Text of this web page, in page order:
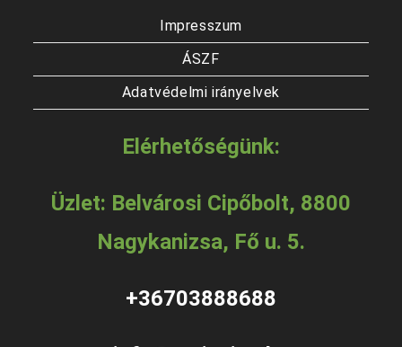
Impresszum
ÁSZF
Adatvédelmi irányelvek
Elérhetőségünk:
Üzlet: Belvárosi Cipőbolt, 8800
Nagykanizsa, Fő u. 5.
+36703888688